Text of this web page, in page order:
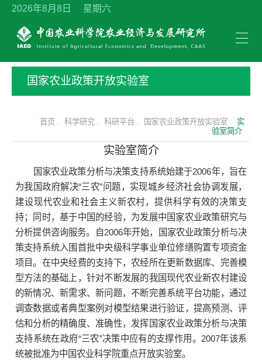
2026年8月8日 星期六
国家农业政策开放实验室
首页 . 科学研究 . 科研平台 . 国家农业政策开放实验室 .
实
验室简介
实验室简介
国家农业政策分析与决策支持系统始建于2006年，旨在
为我国政府解决“三农”问题，实现城乡经济社会协调发展，
建设现代农业和社会主义新农村，提供科学有效的决策支
持；同时，基于中国的经验，为发展中国家农业政策研究与
分析提供咨询服务。自2006年开始，国家农业政策分析与决
策支持系统入围首批中央级科学事业单位修缮购置专项资金
项目。在中央经费的支持下，农经所在更新数据库、完善模
型方法的基础上，针对不断发展的我国现代农业新农村建设
的新情况、新需求、新问题，不断完善系统平台功能，通过
调查数据或者典型案例对模型结果进行验证，提高预测、评
估和分析的精确度、准确性，发挥国家农业政策分析与决策
支持系统在政府“三农”决策中应有的支撑作用。2007年该系
统被批准为中国农业科学院重点开放实验室。